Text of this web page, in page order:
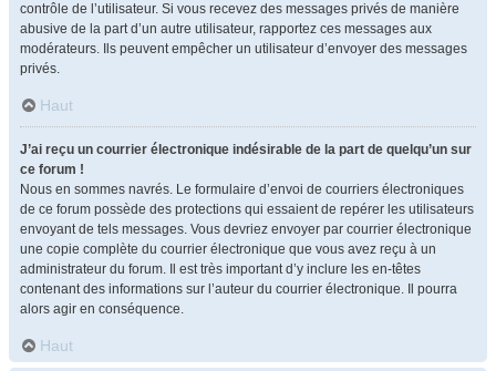
contrôle de l’utilisateur. Si vous recevez des messages privés de manière
abusive de la part d’un autre utilisateur, rapportez ces messages aux
modérateurs. Ils peuvent empêcher un utilisateur d’envoyer des messages
privés.
Haut
J’ai reçu un courrier électronique indésirable de la part de quelqu’un sur
ce forum !
Nous en sommes navrés. Le formulaire d’envoi de courriers électroniques
de ce forum possède des protections qui essaient de repérer les utilisateurs
envoyant de tels messages. Vous devriez envoyer par courrier électronique
une copie complète du courrier électronique que vous avez reçu à un
administrateur du forum. Il est très important d’y inclure les en-têtes
contenant des informations sur l’auteur du courrier électronique. Il pourra
alors agir en conséquence.
Haut